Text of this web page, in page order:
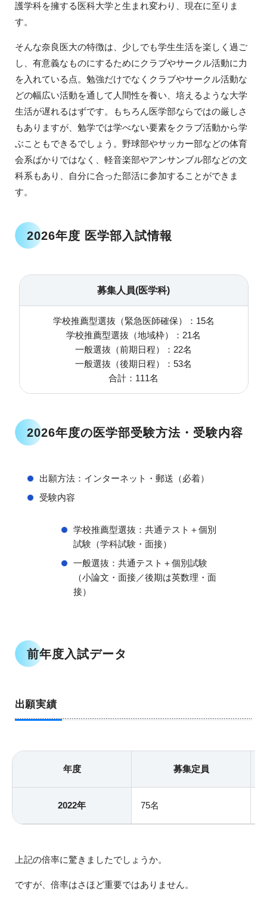
護学科を擁する医科大学と生まれ変わり、現在に至りま
す。
そんな奈良医大の特徴は、少しでも学生生活を楽しく過ご
し、有意義なものにするためにクラブやサークル活動に力
を入れている点。勉強だけでなくクラブやサークル活動な
どの幅広い活動を通して人間性を養い、培えるような大学
生活が遅れるはずです。もちろん医学部ならではの厳しさ
もありますが、勉学では学べない要素をクラブ活動から学
ぶこともできるでしょう。野球部やサッカー部などの体育
会系ばかりではなく、軽音楽部やアンサンブル部などの文
科系もあり、自分に合った部活に参加することができま
す。
2026年度 医学部入試情報
募集人員(医学科)
学校推薦型選抜（緊急医師確保）：15名
学校推薦型選抜（地域枠）：21名
一般選抜（前期日程）：22名
一般選抜（後期日程）：53名
合計：111名
2026年度の医学部受験方法・受験内容
出願方法：インターネット・郵送（必着）
受験内容
学校推薦型選抜：共通テスト＋個別
試験（学科試験・面接）
一般選抜：共通テスト＋個別試験
（小論文・面接／後期は英数理・面
接）
前年度入試データ
出願実績
年度 募集定員
2022年 75名
上記の倍率に驚きましたでしょうか。
ですが、倍率はさほど重要ではありません。